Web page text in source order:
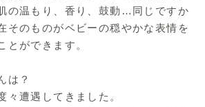
の温もり、香り、鼓動…同じですか
そのものがベビーの穏やかな表情を
とができます。
は？
々遭遇してきました。